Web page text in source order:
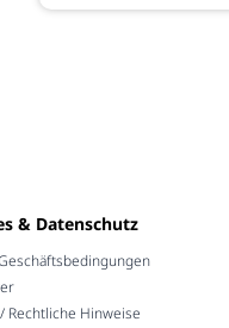
& Datenschutz
Rechtliche Hinweise